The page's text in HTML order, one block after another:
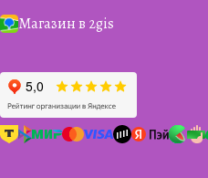
Магазин в 2gis